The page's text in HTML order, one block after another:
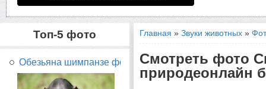
Топ-5 фото
Обезьяна шимпанзе фото...
Главная »Звуки животных »
Смотреть фото
природеонлайн